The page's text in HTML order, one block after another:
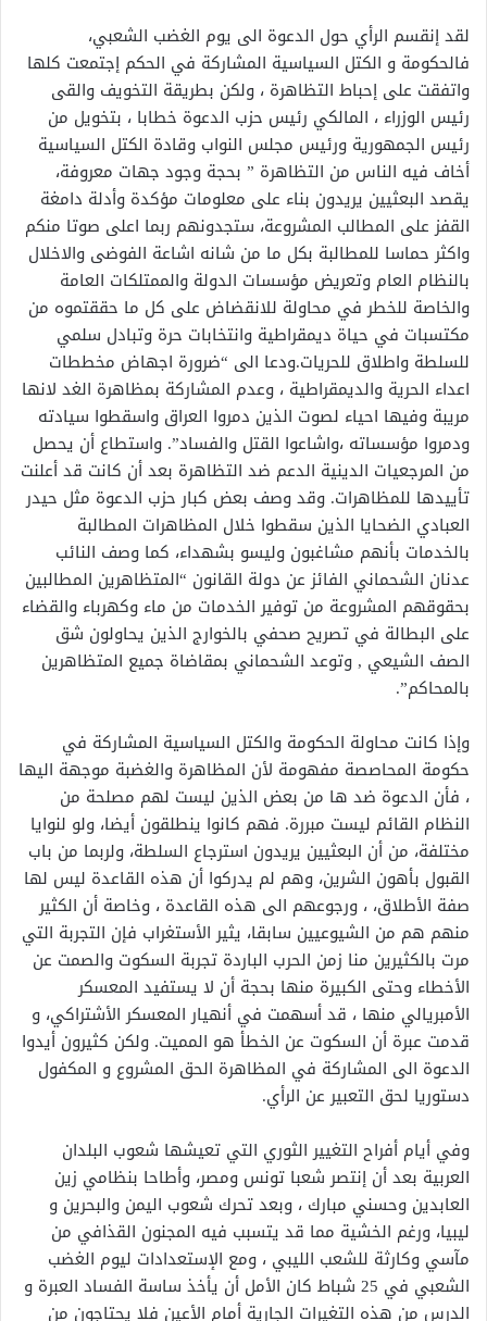
لقد إنقسم الرأي حول الدعوة الى يوم الغضب الشعبي،
فالحكومة و الكتل السياسية المشاركة في الحكم إجتمعت كلها
واتفقت على إحباط التظاهرة ، ولكن بطريقة التخويف والقى
رئيس الوزراء ، المالكي رئيس حزب الدعوة خطابا ، بتخويل من
رئيس الجمهورية ورئيس مجلس النواب وقادة الكتل السياسية
أخاف فيه الناس من التظاهرة ” بحجة وجود جهات معروفة،
يقصد البعثيين يريدون بناء على معلومات مؤكدة وأدلة دامغة
القفز على المطالب المشروعة، ستجدونهم ربما اعلى صوتا منكم
واكثر حماسا للمطالبة بكل ما من شانه اشاعة الفوضى والاخلال
بالنظام العام وتعريض مؤسسات الدولة والممتلكات العامة
والخاصة للخطر في محاولة للانقضاض على كل ما حققتموه من
مكتسبات في حياة ديمقراطية وانتخابات حرة وتبادل سلمي
للسلطة واطلاق للحريات.ودعا الى “ضرورة اجهاض مخططات
اعداء الحرية والديمقراطية ، وعدم المشاركة بمظاهرة الغد لانها
مريبة وفيها احياء لصوت الذين دمروا العراق واسقطوا سيادته
ودمروا مؤسساته ،واشاعوا القتل والفساد”. واستطاع أن يحصل
من المرجعيات الدينية الدعم ضد التظاهرة بعد أن كانت قد أعلنت
تأييدها للمظاهرات. وقد وصف بعض كبار حزب الدعوة مثل حيدر
العبادي الضحايا الذين سقطوا خلال المظاهرات المطالبة
بالخدمات بأنهم مشاغبون وليسو بشهداء، كما وصف النائب
عدنان الشحماني الفائز عن دولة القانون “المتظاهرين المطالبين
بحقوقهم المشروعة من توفير الخدمات من ماء وكهرباء والقضاء
على البطالة في تصريح صحفي بالخوارج الذين يحاولون شق
الصف الشيعي , وتوعد الشحماني بمقاضاة جميع المتظاهرين
بالمحاكم”.
وإذا كانت محاولة الحكومة والكتل السياسية المشاركة في
حكومة المحاصصة مفهومة لأن المظاهرة والغضبة موجهة اليها
، فأن الدعوة ضد ها من بعض الذين ليست لهم مصلحة من
النظام القائم ليست مبررة. فهم كانوا ينطلقون أيضا، ولو لنوايا
مختلفة، من أن البعثيين يريدون استرجاع السلطة، ولربما من باب
القبول بأهون الشرين، وهم لم يدركوا أن هذه القاعدة ليس لها
صفة الأطلاق، ، ورجوعهم الى هذه القاعدة ، وخاصة أن الكثير
منهم هم من الشيوعيين سابقا، يثير الأستغراب فإن التجربة التي
مرت بالكثيرين منا زمن الحرب الباردة تجربة السكوت والصمت عن
الأخطاء وحتى الكبيرة منها بحجة أن لا يستفيد المعسكر
الأمبريالي منها ، قد أسهمت في أنهيار المعسكر الأشتراكي، و
قدمت عبرة أن السكوت عن الخطأ هو المميت. ولكن كثيرون أيدوا
الدعوة الى المشاركة في المظاهرة الحق المشروع و المكفول
دستوريا لحق التعبير عن الرأي.
وفي أيام أفراح التغيير الثوري التي تعيشها شعوب البلدان
العربية بعد أن إنتصر شعبا تونس ومصر، وأطاحا بنظامي زين
العابدين وحسني مبارك ، وبعد تحرك شعوب اليمن والبحرين و
ليبيا، ورغم الخشية مما قد يتسبب فيه المجنون القذافي من
مآسي وكارثة للشعب الليبي ، ومع الإستعدادات ليوم الغضب
الشعبي في 25 شباط كان الأمل أن يأخذ ساسة الفساد العبرة و
الدرس من هذه التغيرات الجارية أمام الأعين فلا يحتاجون من